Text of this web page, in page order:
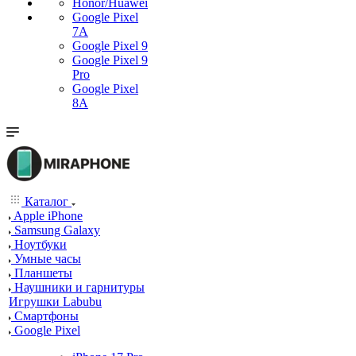
Honor/Huawei
Google Pixel
7А
Google Pixel 9
Google Pixel 9
Pro
Google Pixel
8A
Каталог
Apple iPhone
Samsung Galaxy
Ноутбуки
Умные часы
Планшеты
Наушники и гарнитуры
Игрушки Labubu
Смартфоны
Google Pixel